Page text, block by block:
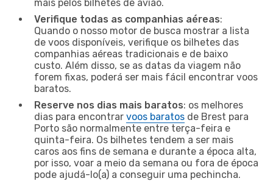
mais pelos bilhetes de avião.
Verifique todas as companhias aéreas:
Quando o nosso motor de busca mostrar a lista
de voos disponíveis, verifique os bilhetes das
companhias aéreas tradicionais e de baixo
custo. Além disso, se as datas da viagem não
forem fixas, poderá ser mais fácil encontrar voos
baratos.
Reserve nos dias mais baratos: os melhores
dias para encontrar voos baratos de Brest para
Porto são normalmente entre terça-feira e
quinta-feira. Os bilhetes tendem a ser mais
caros aos fins de semana e durante a época alta,
por isso, voar a meio da semana ou fora de época
pode ajudá-lo(a) a conseguir uma pechincha.